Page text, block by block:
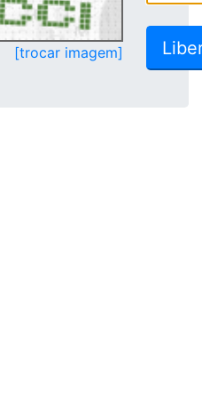
[trocar imagem]